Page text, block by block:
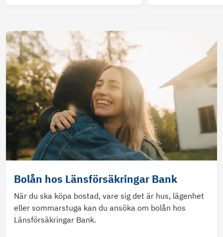
Bolån hos Länsförsäkringar Bank
När du ska köpa bostad, vare sig det är hus, lägenhet
eller sommarstuga kan du ansöka om bolån hos
Länsförsäkringar Bank.